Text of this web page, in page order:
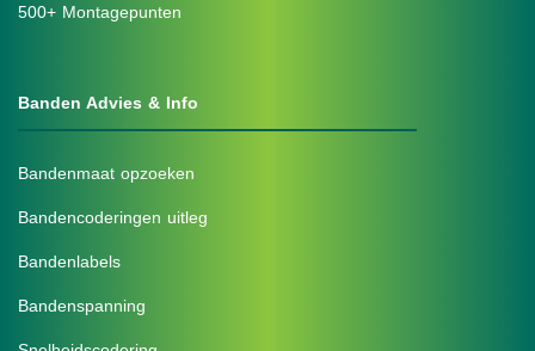
500+ Montagepunten
Banden Advies & Info
Bandenmaat opzoeken
Bandencoderingen uitleg
Bandenlabels
Bandenspanning